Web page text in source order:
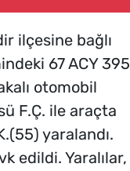
ilçesine bağlı
67 ACY 395
otomobil
F.Ç. ile araçta
yaralandı.
edildi. Yaralılar,